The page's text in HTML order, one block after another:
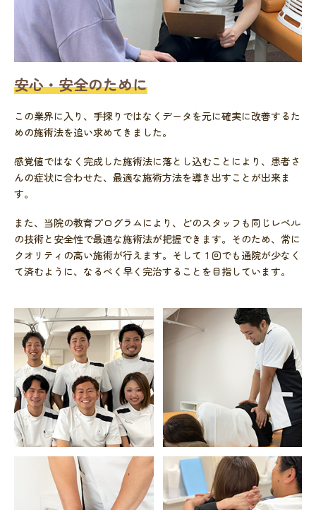
安心・安全のために
この業界に入り、手探りではなくデータを元に確実に改善するた
めの施術法を追い求めてきました。
感覚値ではなく完成した施術法に落とし込むことにより、患者さ
んの症状に合わせた、最適な施術方法を導き出すことが出来ま
す。
また、当院の教育プログラムにより、どのスタッフも同じレベル
の技術と安全性で最適な施術法が把握できます。そのため、常に
クオリティの高い施術が行えます。そして１回でも通院が少なく
て済むように、なるべく早く完治することを目指しています。